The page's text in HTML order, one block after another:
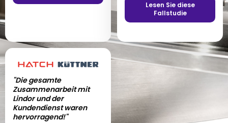
Lesen Sie diese
Fallstudie
"Die gesamte
Zusammenarbeit mit
Lindor und der
Kundendienst waren
hervorragend!"